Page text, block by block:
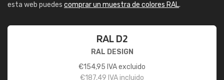
esta web puedes comprar un muestra de colores RAL.
RAL D2
RAL DESIGN
€154,95 IVA excluido
€187,49 IVA incluido